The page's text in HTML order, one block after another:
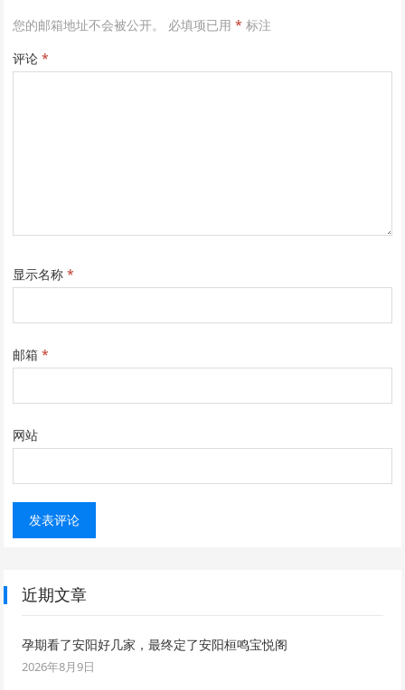
您的邮箱地址不会被公开。 必填项已用* 标注
评论*
显示名称*
邮箱*
网站
近期文章
孕期看了安阳好几家，最终定了安阳桓鸣宝悦阁
2026年8月9日